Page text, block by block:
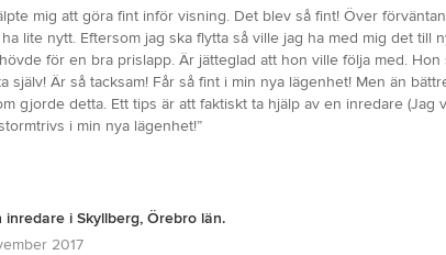
mig att göra fint inför visning. Det blev så fint! Över
lite nytt. Eftersom jag ska flytta så ville jag ha med mig det
för en bra prislapp. Är jätteglad att hon ville följa med.
själv! Är så tacksam! Får så fint i min nya lägenhet! Men än
gjorde detta. Ett tips är att faktiskt ta hjälp av en inredare
i min nya lägenhet!”
i Skyllberg, Örebro län.
2017